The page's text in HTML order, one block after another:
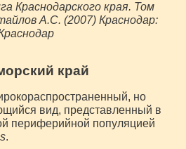
Краснодарского края. Том
А.С. (2007) Краснодар:
край
но
вид, представленный в
периферийной популяцией
.